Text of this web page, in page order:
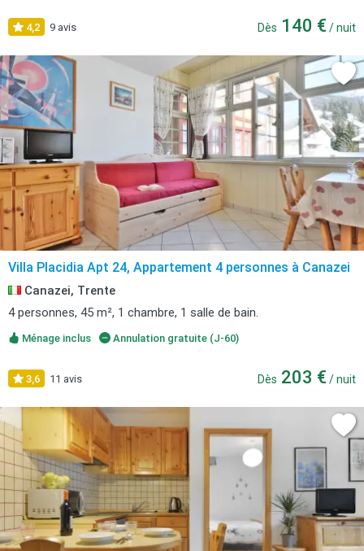
4,2 9 avis Dès 140 € / nuit
Villa Placidia Apt 24, Appartement 4 personnes à Canazei
Canazei, Trente
4 personnes, 45 m², 1 chambre, 1 salle de bain.
Ménage inclus Annulation gratuite (J-60)
3,6 11 avis Dès 203 € / nuit